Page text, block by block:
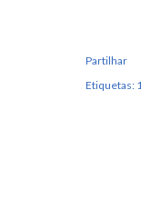
Partilhar
Etiquetas: